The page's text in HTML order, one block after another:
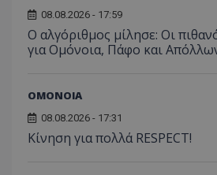
08.08.2026 - 17:59
Ο αλγόριθμος μίλησε: Οι
για Ομόνοια, Πάφο και
ΟΜΟΝΟΙΑ
08.08.2026 - 17:31
Κίνηση για πολλά RESPECT!